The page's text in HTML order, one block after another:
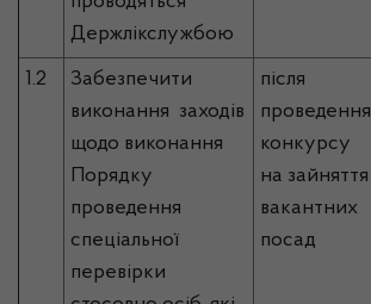
Держлікслужбою
1.2
Забезпечити
виконання заходів
щодо виконання
Порядку
проведення
спеціальної
перевірки
після
проведення
конкурсу
на зайняття
вакантних
посад